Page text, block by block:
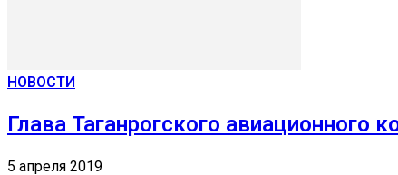
НОВОСТИ
Глава Таганрогского авиационного
5 апреля 2019